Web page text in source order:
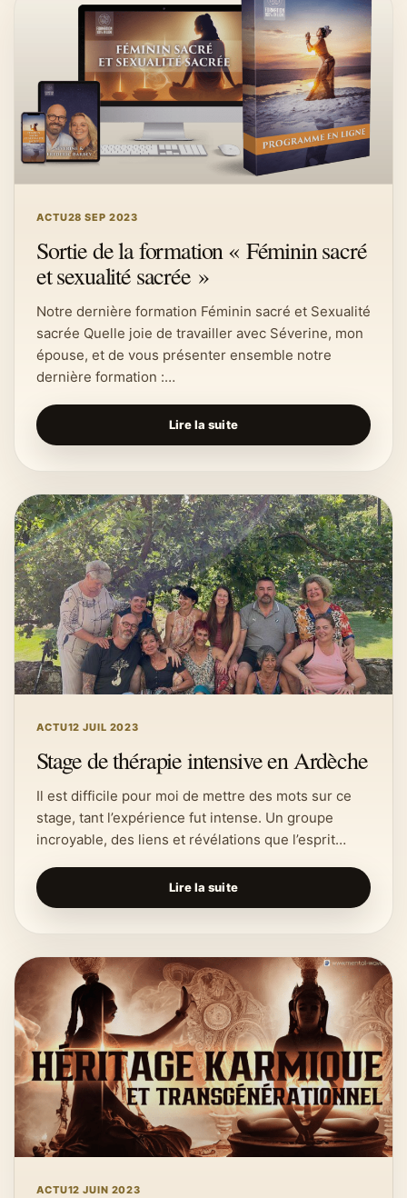
ACTU28 SEP 2023
Sortie de la formation « Féminin sacré
et sexualité sacrée »
Notre dernière formation Féminin sacré et Sexualité
sacrée Quelle joie de travailler avec Séverine, mon
épouse, et de vous présenter ensemble notre
dernière formation :…
Lire la suite
ACTU12 JUIL 2023
Stage de thérapie intensive en Ardèche
Il est difficile pour moi de mettre des mots sur ce
stage, tant l’expérience fut intense. Un groupe
incroyable, des liens et révélations que l’esprit…
Lire la suite
ACTU12 JUIN 2023